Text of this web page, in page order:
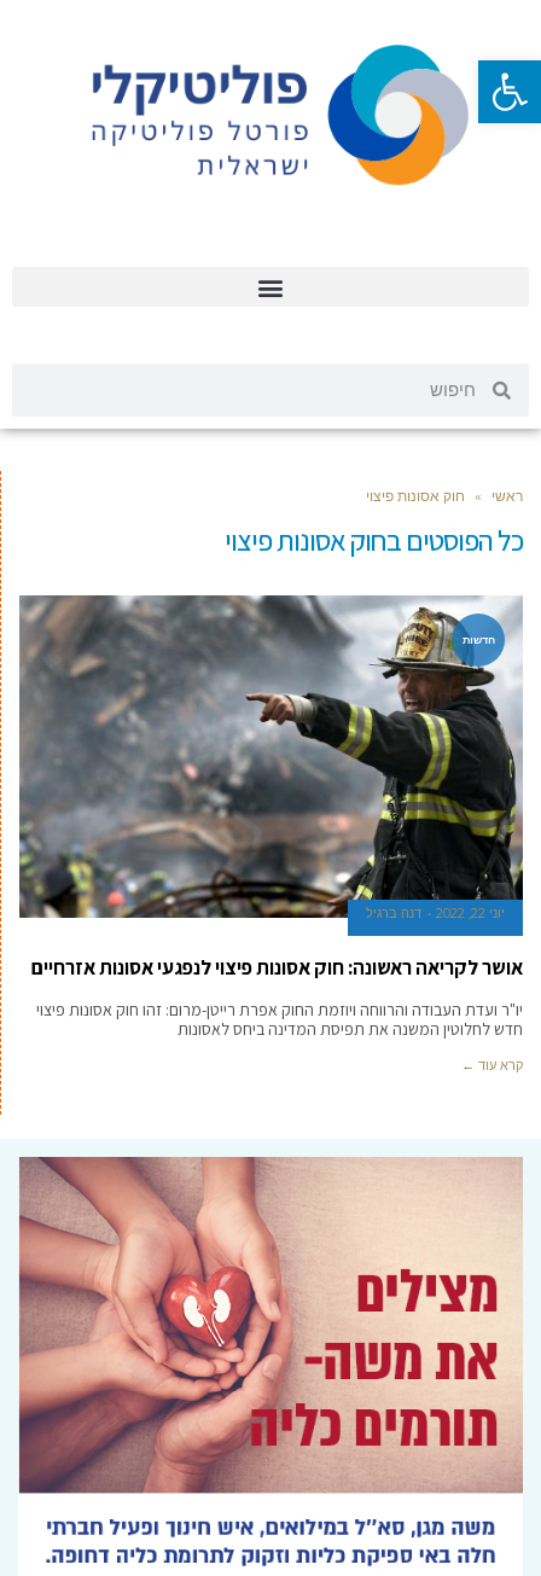
ראשי » חוק אסונות פיצוי
כל הפוסטים בחוק אסונות פיצוי
חדשות
יוני 22, 2022 דנה ברגיל
אושר לקריאה ראשונה: חוק אסונות פיצוי לנפגעי אסונות אזרחיים
יו"ר ועדת העבודה והרווחה ויוזמת החוק אפרת רייטן-מרום: זהו חוק אסונות פיצוי
חדש לחלוטין המשנה את תפיסת המדינה ביחס לאסונות
קרא עוד ←
פתח סרגל נגישות